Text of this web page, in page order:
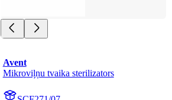
Avent
Mikroviļņu tvaika sterilizators